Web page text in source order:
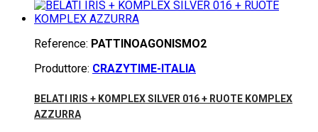
Reference: PATTINOAGONISMO2
Produttore: CRAZYTIME-ITALIA
BELATI IRIS + KOMPLEX SILVER 016 + RUOTE KOMPLEX
AZZURRA